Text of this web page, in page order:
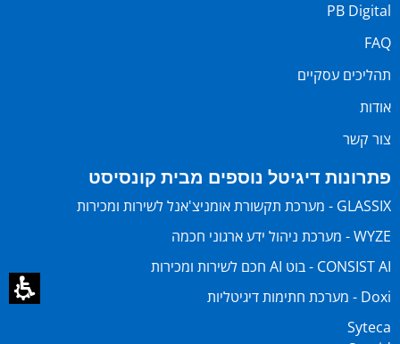
PB Digital
FAQ
תהליכים עסקיים
אודות
צור קשר
פתרונות דיגיטל נוספים מבית קונסיסט
GLASSIX - מערכת תקשורת אומניצ'אנל לשירות ומכירות
WYZE - מערכת ניהול ידע ארגוני חכמה
CONSIST AI - בוט AI חכם לשירות ומכירות
Doxi - מערכת חתימות דיגיטליות
Syteca